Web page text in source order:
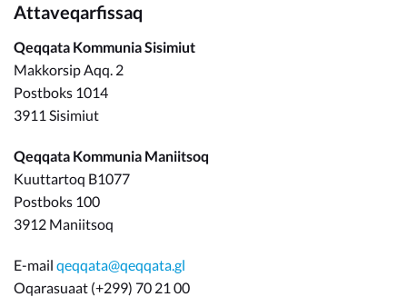
Attaveqarfissaq
Qeqqata Kommunia Sisimiut
Makkorsip Aqq. 2
Postboks 1014
3911 Sisimiut
Qeqqata Kommunia Maniitsoq
Kuuttartoq B1077
Postboks 100
3912 Maniitsoq
E-mail qeqqata@qeqqata.gl
Oqarasuaat (+299) 70 21 00